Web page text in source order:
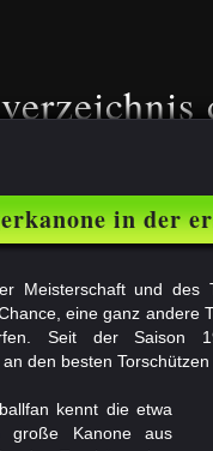
in der
Meisterschaft und des
eine ganz andere
Seit der Saison
den besten
kennt die etwa
große Kanone aus